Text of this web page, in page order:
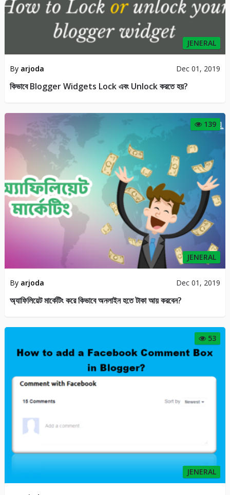
JENERAL
By arjoda Dec 01, 2019
কিভাবে Blogger Widgets Lock এবং Unlock করতে হয়?
139
JENERAL
By arjoda Dec 01, 2019
অ্যাফিলিয়েট মার্কেটিং করে কিভাবে অনলাইন হতে টাকা আয় করবেন?
53
JENERAL